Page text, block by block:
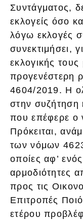
Συντάγματος,
εκλογείς όσο
λόγω εκλογές
συνεκτιμήσει,
εκλογικής
προγενέστερη
4604/2019. Η
στην συζήτηση
που επέφερε ο
Πρόκειται,
των νόμων
οποίες αφ’
αρμοδιότητες
προς τις
Επιτροπές
ετέρου